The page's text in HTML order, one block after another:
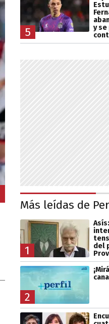
5
y
Más leídas de
1
del
2